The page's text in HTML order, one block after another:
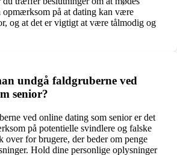
på at dating kan være
og at det er vigtigt at være tålmodig og
undgå faldgruberne ved
senior?
ved online dating som senior er det
på potentielle svindlere og falske
for brugere, der beder om penge
Hold dine personlige oplysninger